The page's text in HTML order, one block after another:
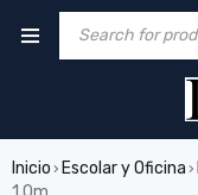
Inicio › Escolar y Oficina ›